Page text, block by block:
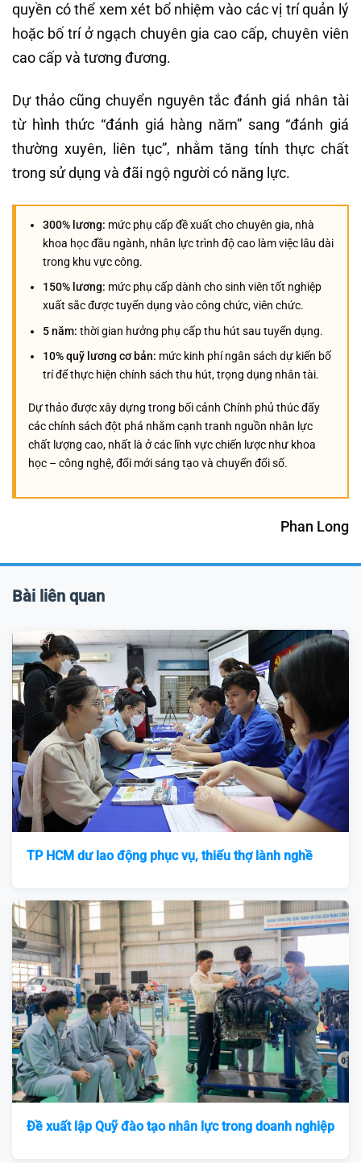
quyền có thể xem xét bổ nhiệm vào các vị trí quản lý
hoặc bố trí ở ngạch chuyên gia cao cấp, chuyên viên
cao cấp và tương đương.
Dự thảo cũng chuyển nguyên tắc đánh giá nhân tài
từ hình thức “đánh giá hàng năm” sang “đánh giá
thường xuyên, liên tục”, nhằm tăng tính thực chất
trong sử dụng và đãi ngộ người có năng lực.
300% lương: mức phụ cấp đề xuất cho chuyên gia, nhà
khoa học đầu ngành, nhân lực trình độ cao làm việc lâu dài
trong khu vực công.
150% lương: mức phụ cấp dành cho sinh viên tốt nghiệp
xuất sắc được tuyển dụng vào công chức, viên chức.
5 năm: thời gian hưởng phụ cấp thu hút sau tuyển dụng.
10% quỹ lương cơ bản: mức kinh phí ngân sách dự kiến bố
trí để thực hiện chính sách thu hút, trọng dụng nhân tài.
Dự thảo được xây dựng trong bối cảnh Chính phủ thúc đẩy
các chính sách đột phá nhằm cạnh tranh nguồn nhân lực
chất lượng cao, nhất là ở các lĩnh vực chiến lược như khoa
học – công nghệ, đổi mới sáng tạo và chuyển đổi số.
Phan Long
Bài liên quan
TP HCM dư lao động phục vụ, thiếu thợ lành nghề
Đề xuất lập Quỹ đào tạo nhân lực trong doanh nghiệp